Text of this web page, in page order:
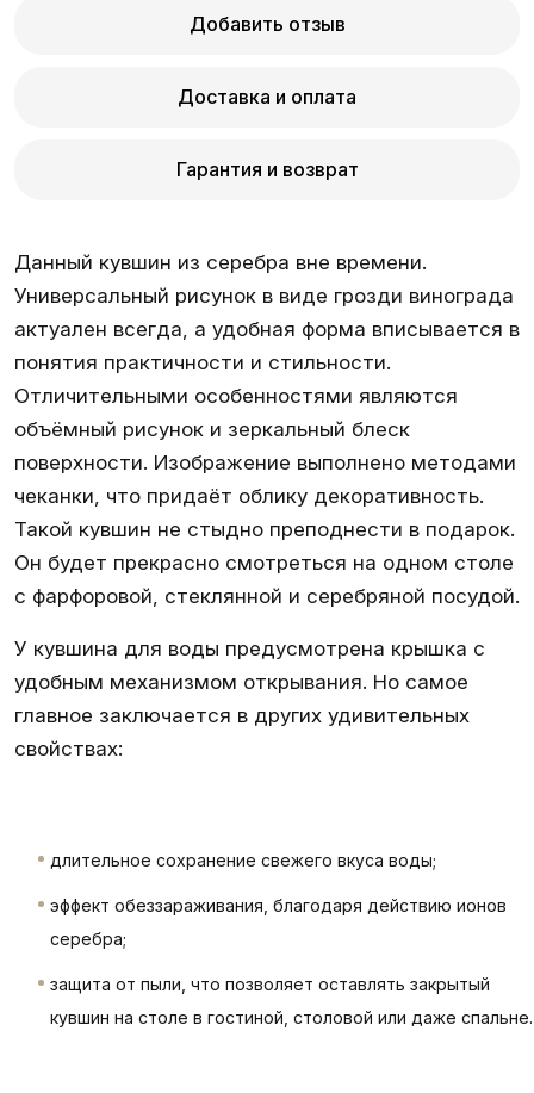
Добавить отзыв
Доставка и оплата
Гарантия и возврат
Данный кувшин из серебра вне времени.
Универсальный рисунок в виде грозди винограда
актуален всегда, а удобная форма вписывается в
понятия практичности и стильности.
Отличительными особенностями являются
объёмный рисунок и зеркальный блеск
поверхности. Изображение выполнено методами
чеканки, что придаёт облику декоративность.
Такой кувшин не стыдно преподнести в подарок.
Он будет прекрасно смотреться на одном столе
с фарфоровой, стеклянной и серебряной посудой.
У кувшина для воды предусмотрена крышка с
удобным механизмом открывания. Но самое
главное заключается в других удивительных
свойствах:
длительное сохранение свежего вкуса воды;
эффект обеззараживания, благодаря действию ионов
серебра;
защита от пыли, что позволяет оставлять закрытый
кувшин на столе в гостиной, столовой или даже спальне.